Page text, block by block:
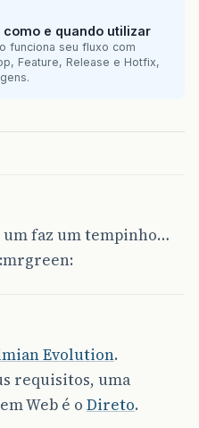
como e quando utilizar
funciona seu fluxo com
Feature, Release e Hotfix,
faz um tempinho…
Evolution.
requisitos, uma
Web é o Direto.